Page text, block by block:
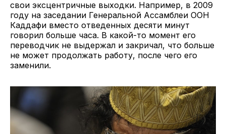
свои эксцентричные выходки. Например, в 2009
году на заседании Генеральной Ассамблеи ООН
Каддафи вместо отведенных десяти минут
говорил больше часа. В какой-то момент его
переводчик не выдержал и закричал, что больше
не может продолжать работу, после чего его
заменили.